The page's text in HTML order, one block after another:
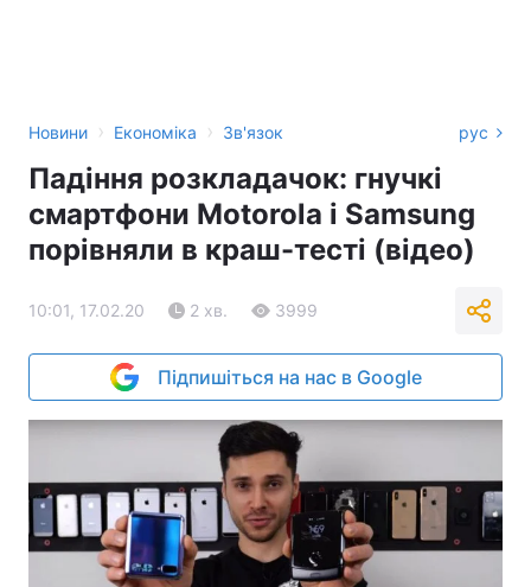
Новини › Економіка › Зв'язок рус
Падіння розкладачок: гнучкі
смартфони Motorola і Samsung
порівняли в краш-тесті (відео)
10:01, 17.02.20 2 хв. 3999
Підпишіться на нас в Google